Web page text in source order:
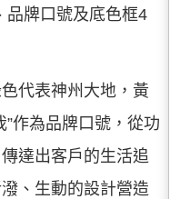
品牌口號及底色框4
代表神州大地，黃
作為品牌口號，從功
達出客戶的生活追
、生動的設計營造